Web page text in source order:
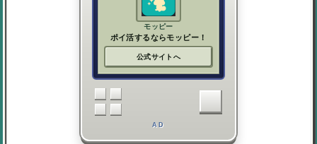
モッピー
ポイ活するならモッピー！
公式サイトへ
AD